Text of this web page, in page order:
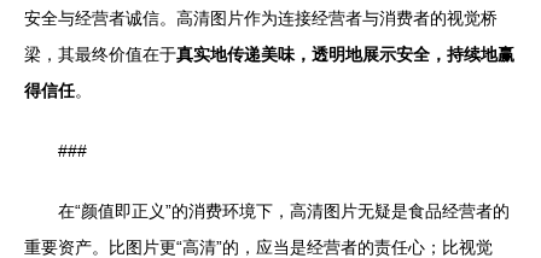
安全与经营者诚信。高清图片作为连接经营者与消费者的视觉桥
梁，其最终价值在于真实地传递美味，透明地展示安全，持续地赢
得信任。
###
在“颜值即正义”的消费环境下，高清图片无疑是食品经营者的
重要资产。比图片更“高清”的，应当是经营者的责任心；比视觉